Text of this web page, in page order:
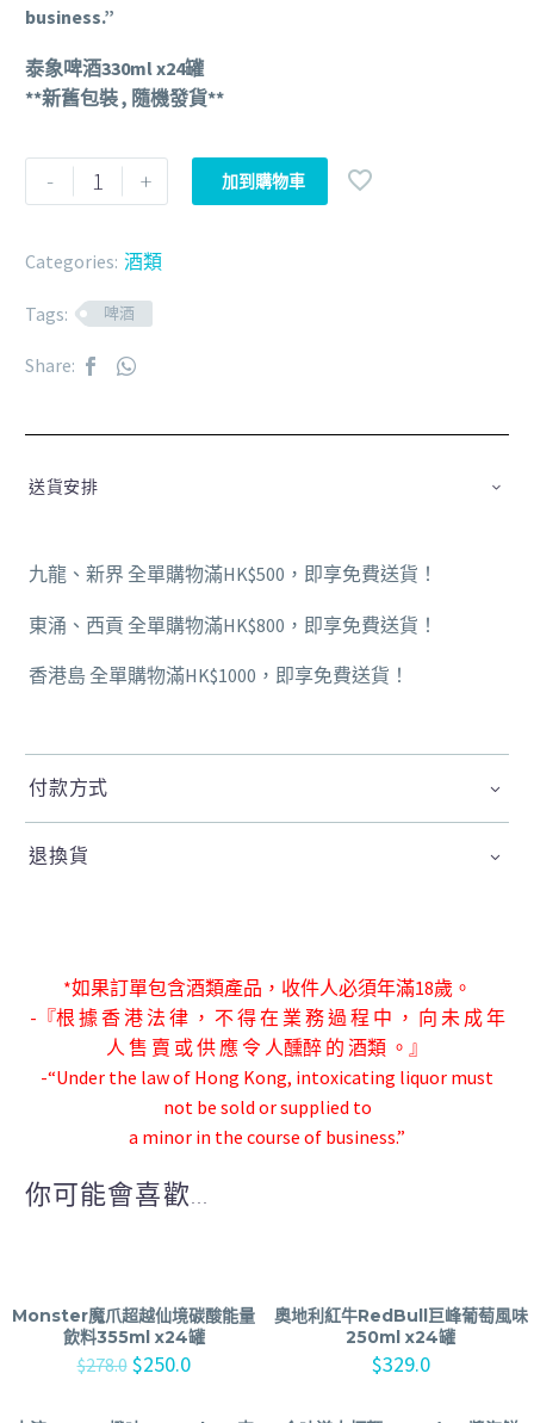
business.”
泰象啤酒330ml x24罐
**新舊包裝 , 隨機發貨**
- + 加到購物車
Categories: 酒類
Tags: 啤酒
Share:
送貨安排
九龍、新界 全單購物滿HK$500，即享免費送貨！
東涌、西貢 全單購物滿HK$800，即享免費送貨！
香港島 全單購物滿HK$1000，即享免費送貨！
付款方式
退換貨
*如果訂單包含酒類產品，收件人必須年滿18歲。
-『根 據 香 港 法 律 ， 不 得 在 業 務 過 程 中 ， 向 未 成 年
人 售 賣 或 供 應 令 人醺醉 的 酒類 。』
-“Under the law of Hong Kong, intoxicating liquor must
not be sold or supplied to
a minor in the course of business.”
你可能會喜歡...
Monster魔爪超越仙境碳酸能量
飲料355ml x24罐
$278.0 $250.0
奧地利紅牛RedBull巨峰葡萄風味
250ml x24罐
$329.0